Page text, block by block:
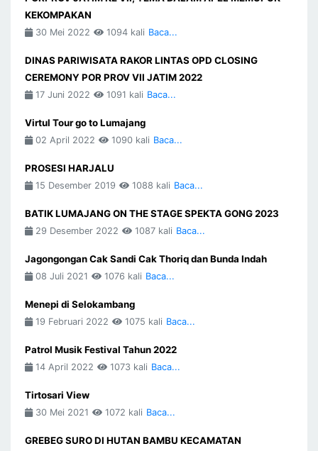
KEKOMPAKAN
30 Mei 2022 1094 kali Baca...
DINAS PARIWISATA RAKOR LINTAS OPD CLOSING
CEREMONY POR PROV VII JATIM 2022
17 Juni 2022 1091 kali Baca...
Virtul Tour go to Lumajang
02 April 2022 1090 kali Baca...
PROSESI HARJALU
15 Desember 2019 1088 kali Baca...
BATIK LUMAJANG ON THE STAGE SPEKTA GONG 2023
29 Desember 2022 1087 kali Baca...
Jagongongan Cak Sandi Cak Thoriq dan Bunda Indah
08 Juli 2021 1076 kali Baca...
Menepi di Selokambang
19 Februari 2022 1075 kali Baca...
Patrol Musik Festival Tahun 2022
14 April 2022 1073 kali Baca...
Tirtosari View
30 Mei 2021 1072 kali Baca...
GREBEG SURO DI HUTAN BAMBU KECAMATAN